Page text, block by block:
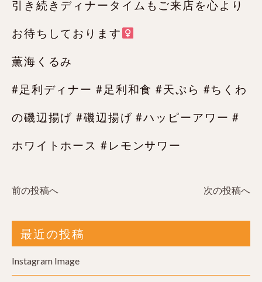
引き続きディナータイムもご来店を心より
お待ちしております‍
薫海くるみ
#足利ディナー #足利和食 #天ぷら #ちくわ
の磯辺揚げ #磯辺揚げ #ハッピーアワー #
ホワイトホース #レモンサワー
前の投稿へ 次の投稿へ
最近の投稿
Instagram Image